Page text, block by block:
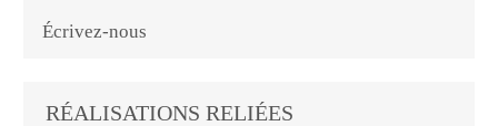
Écrivez-nous
RÉALISATIONS RELIÉES